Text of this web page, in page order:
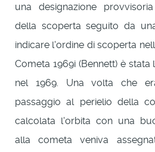
una designazione
della scoperta seguito da
indicare l'ordine di scoperta
Cometa 1969i (Bennett) è
nel 1969. Una volta che
passaggio al perielio della
calcolata l'orbita con una
alla cometa veniva